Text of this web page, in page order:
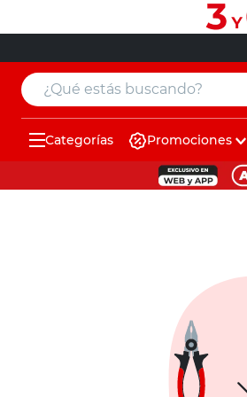
¿Qué estás buscando?
Categorías Promociones
muebles